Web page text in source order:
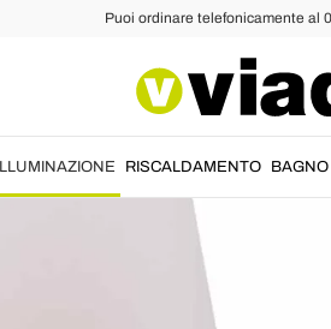
Puoi ordinare telefonicamente al
ILLUMINAZIONE RISCALDAMENTO BAGNO